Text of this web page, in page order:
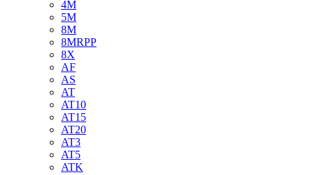
4M
5M
8M
8MRPP
8X
AF
AS
AT
AT10
AT15
AT20
AT3
AT5
ATK